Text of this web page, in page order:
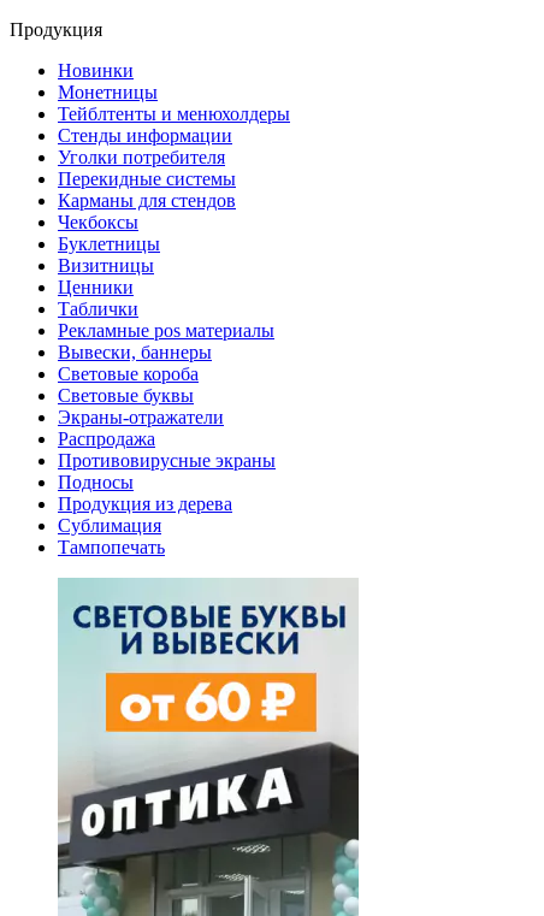
Продукция
Новинки
Монетницы
Тейблтенты и менюхолдеры
Стенды информации
Уголки потребителя
Перекидные системы
Карманы для стендов
Чекбоксы
Буклетницы
Визитницы
Ценники
Таблички
Рекламные pos материалы
Вывески, баннеры
Световые короба
Световые буквы
Экраны-отражатели
Распродажа
Противовирусные экраны
Подносы
Продукция из дерева
Сублимация
Тампопечать